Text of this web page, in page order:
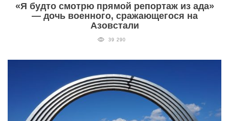
«Я будто смотрю прямой репортаж из ада»
— дочь военного, сражающегося на
Азовстали
39 290